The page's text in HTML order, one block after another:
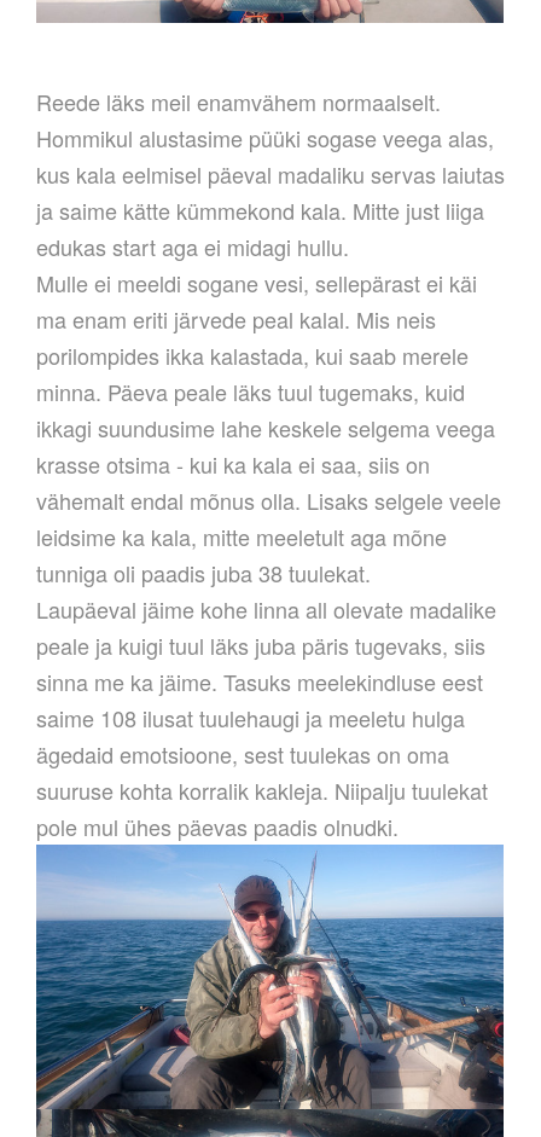
Reede läks meil enamvähem normaalselt.
Hommikul alustasime püüki sogase veega alas,
kus kala eelmisel päeval madaliku servas laiutas
ja saime kätte kümmekond kala. Mitte just liiga
edukas start aga ei midagi hullu.
Mulle ei meeldi sogane vesi, sellepärast ei käi
ma enam eriti järvede peal kalal. Mis neis
porilompides ikka kalastada, kui saab merele
minna. Päeva peale läks tuul tugemaks, kuid
ikkagi suundusime lahe keskele selgema veega
krasse otsima - kui ka kala ei saa, siis on
vähemalt endal mõnus olla. Lisaks selgele veele
leidsime ka kala, mitte meeletult aga mõne
tunniga oli paadis juba 38 tuulekat.
Laupäeval jäime kohe linna all olevate madalike
peale ja kuigi tuul läks juba päris tugevaks, siis
sinna me ka jäime. Tasuks meelekindluse eest
saime 108 ilusat tuulehaugi ja meeletu hulga
ägedaid emotsioone, sest tuulekas on oma
suuruse kohta korralik kakleja. Niipalju tuulekat
pole mul ühes päevas paadis olnudki.